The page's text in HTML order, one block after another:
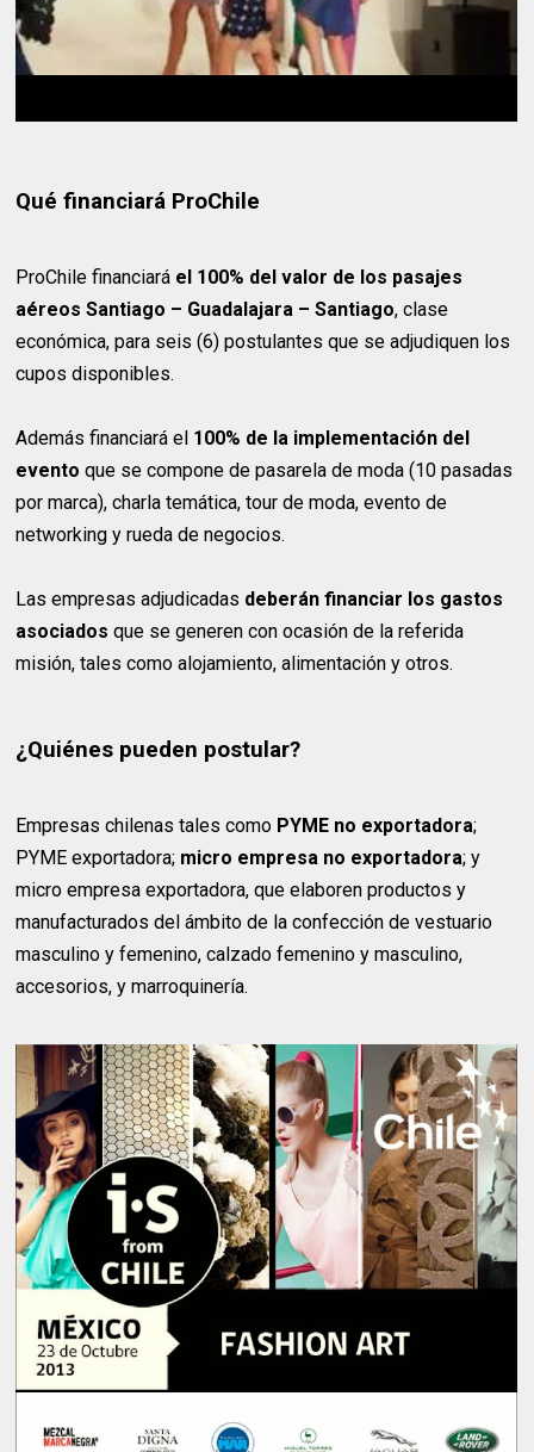
Qué financiará ProChile
ProChile financiará el 100% del valor de los pasajes
aéreos Santiago – Guadalajara – Santiago, clase
económica, para seis (6) postulantes que se adjudiquen los
cupos disponibles.
Además financiará el 100% de la implementación del
eventoque se compone de pasarela de moda (10 pasadas
por marca), charla temática, tour de moda, evento de
networking y rueda de negocios.
Las empresas adjudicadas deberán financiar los gastos
asociados que se generen con ocasión de la referida
misión, tales como alojamiento, alimentación y otros.
¿Quiénes pueden postular?
Empresas chilenas tales como PYME no exportadora;
PYME exportadora; micro empresa no exportadora; y
micro empresa exportadora, que elaboren productos y
manufacturados del ámbito de la confección de vestuario
masculino y femenino, calzado femenino y masculino,
accesorios, y marroquinería.